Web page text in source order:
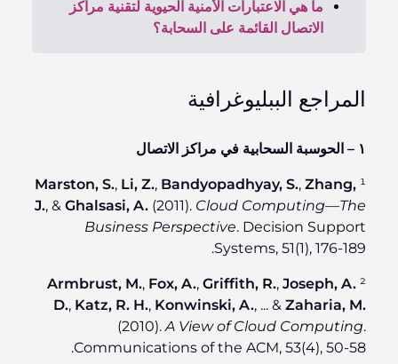
ما هي الاعتبارات الأمنية الحيوية لتقنية مراكز
الاتصال القائمة على السحابة؟
المراجع الببليوغرافية
١ – الحوسبة السحابية في مراكز الاتصال
¹
Marston, S., Li, Z., Bandyopadhyay, S., Zhang,
J., & Ghalsasi, A. (2011). Cloud Computing—The
Business Perspective. Decision Support
Systems, 51(1), 176-189.
²
Armbrust, M., Fox, A., Griffith, R., Joseph, A.
D., Katz, R. H., Konwinski, A., ... & Zaharia, M.
(2010). A View of Cloud Computing.
Communications of the ACM, 53(4), 50-58.